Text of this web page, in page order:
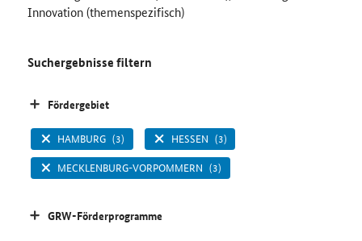
Innovation (themenspezifisch)
Suchergebnisse filtern
Fördergebiet
HAMBURG (3) HESSEN (3)
MECKLENBURG-VORPOMMERN (3)
GRW-Förderprogramme